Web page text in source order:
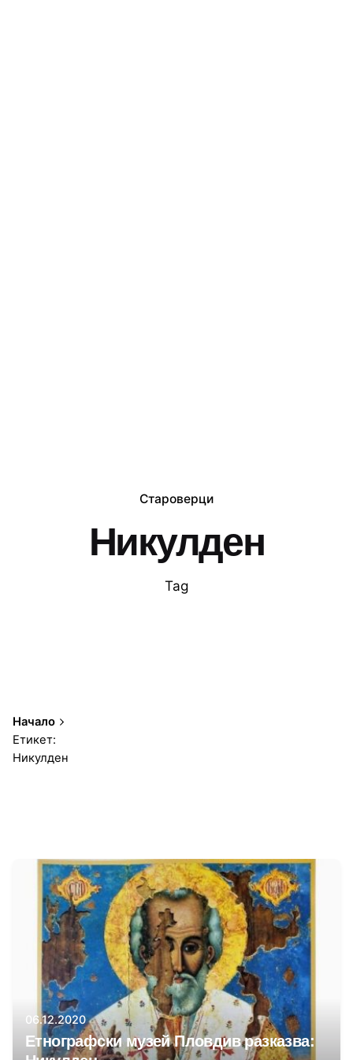
Староверци
Никулден
Tag
Начало
Етикет:
Никулден
Автор
Регионален етнографски музей Пловдив
06.12.2020
Етнографски музей Пловдив разказва: